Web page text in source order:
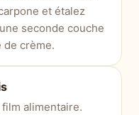
et étalez
seconde couche
crème.
alimentaire.